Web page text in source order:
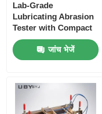
Lab-Grade
Lubricating Abrasion
Tester with Compact
Structure and User-
Friendly Interface for
Friction and Wear
जांच भेजें